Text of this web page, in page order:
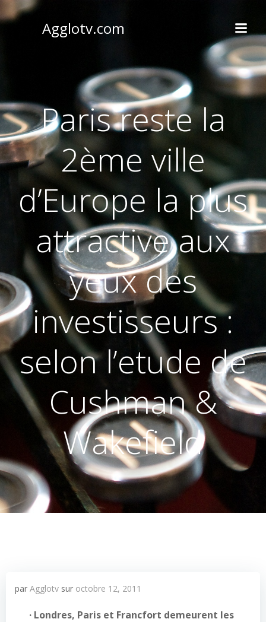
Agglotv.com
Paris reste la
2ème ville
d’Europe la plus
attractive aux
yeux des
investisseurs :
selon l’etude de
Cushman &
Wakefield
par Agglotv sur octobre 12, 2011
· Londres, Paris et Francfort demeurent les